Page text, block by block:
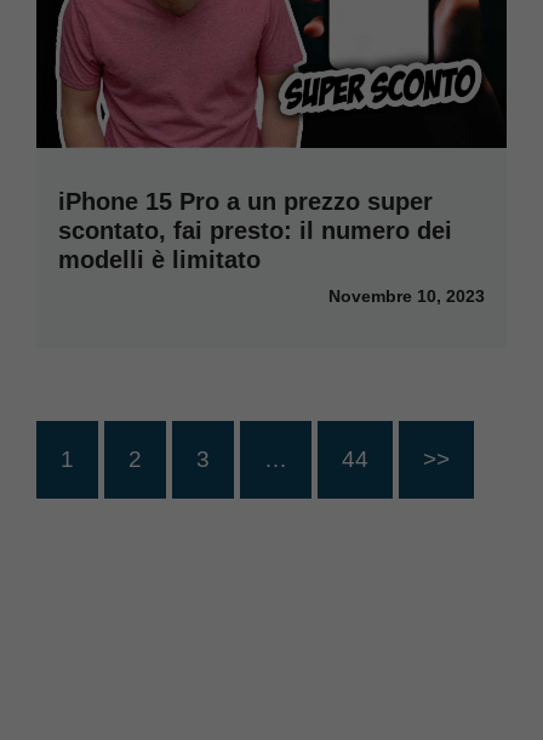
iPhone 15 Pro a un prezzo super
scontato, fai presto: il numero dei
modelli è limitato
Novembre 10, 2023
1 2 3 … 44 >>